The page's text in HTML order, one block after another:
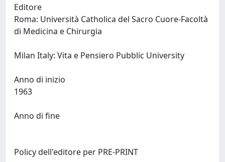
Editore
Roma: Università Catholica del Sacro Cuore-Facoltà
di Medicina e Chirurgia
Anno di inizio
Anno di fine
Policy dell'editore per PRE-PRINT